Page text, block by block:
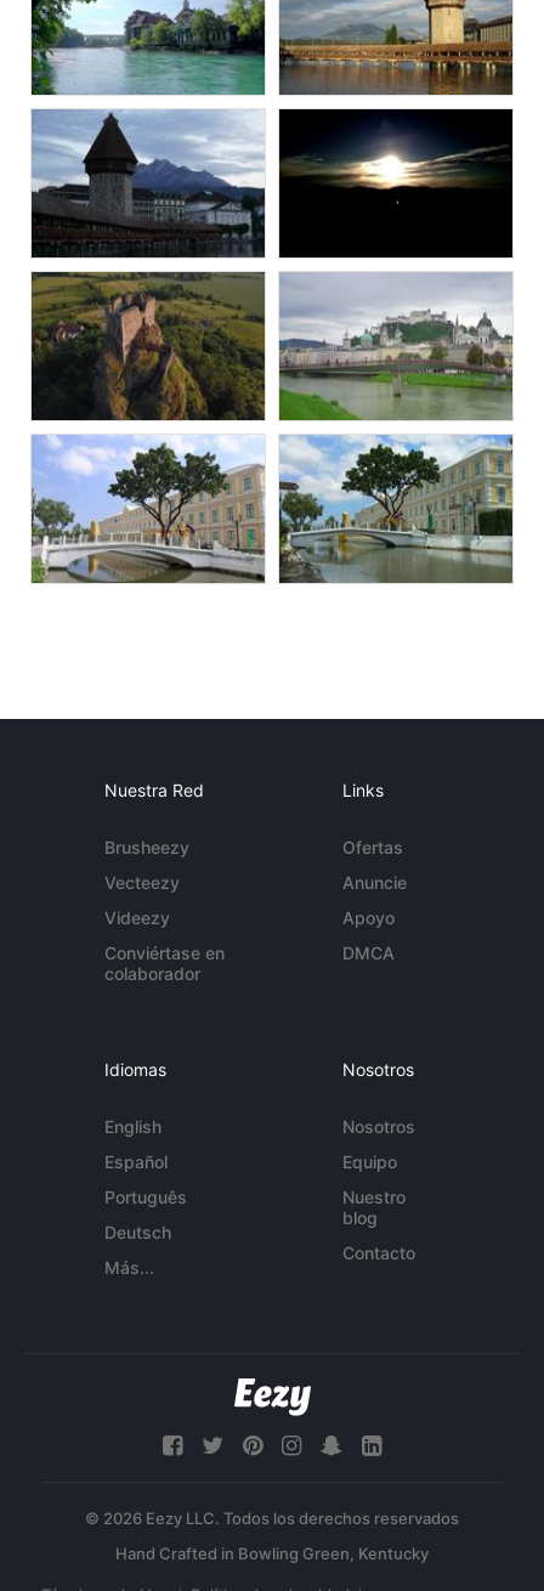
Nuestra Red
Brusheezy
Vecteezy
Videezy
Conviértase en
colaborador
Links
Ofertas
Anuncie
Apoyo
DMCA
Idiomas
English
Español
Português
Deutsch
Más...
Nosotros
Nosotros
Equipo
Nuestro
blog
Contacto
© 2026 Eezy LLC. Todos los derechos reservados